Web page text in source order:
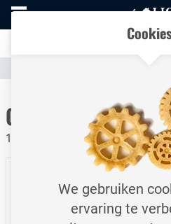
Naar
homepage
Transparante communicatie
GEKA
10 bar / Snelkoppeling met
Cookies
We gebruiken
ervaring te